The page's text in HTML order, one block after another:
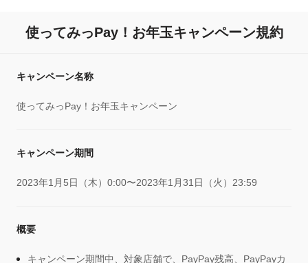
使ってみっPay！お年玉キャンペーン規約
キャンペーン名称
使ってみっPay！お年玉キャンペーン
キャンペーン期間
2023年1月5日（木）0:00〜2023年1月31日（火）23:59
概要
キャンペーン期間中、対象店舗で、PayPay残高、PayPayカ